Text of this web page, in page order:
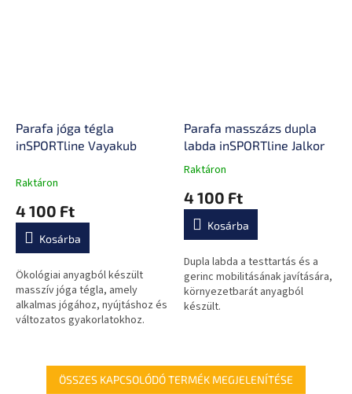
Parafa jóga tégla
inSPORTline Vayakub
Raktáron
4 100 Ft
Kosárba
Ökológiai anyagból készült
masszív jóga tégla, amely
alkalmas jógához, nyújtáshoz és
változatos gyakorlatokhoz.
Parafa masszázs dupla
labda inSPORTline Jalkor
A
átlagos
értékelése
0,0
csillag.
Raktáron
4 100 Ft
Kosárba
Dupla labda a testtartás és a
gerinc mobilitásának javítására,
környezetbarát anyagból
készült.
ÖSSZES KAPCSOLÓDÓ TERMÉK MEGJELENÍTÉSE